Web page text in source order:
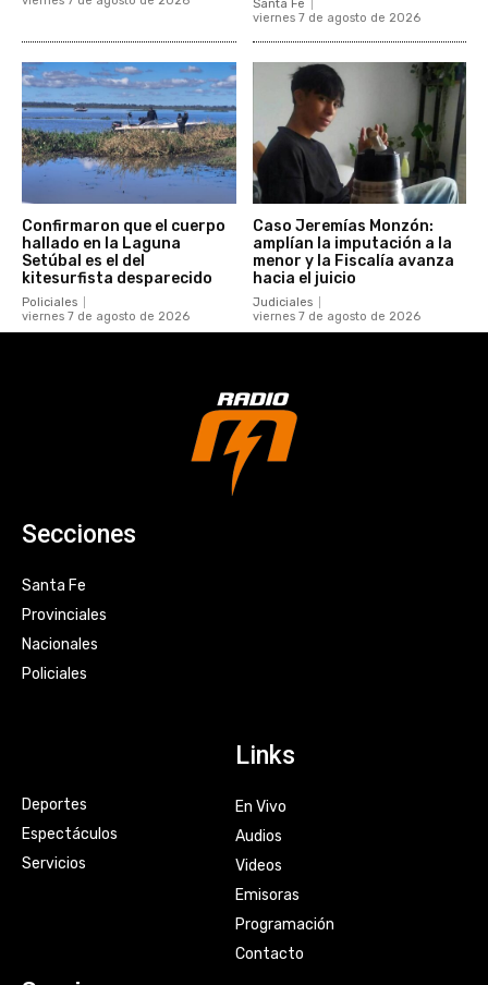
Santa Fe
viernes 7 de agosto de 2026
Confirmaron que el cuerpo
hallado en la Laguna
Setúbal es el del
kitesurfista desparecido
Policiales
viernes 7 de agosto de 2026
Caso Jeremías Monzón:
amplían la imputación a la
menor y la Fiscalía avanza
hacia el juicio
Judiciales
viernes 7 de agosto de 2026
Secciones
Santa Fe
Provinciales
Nacionales
Policiales
Deportes
Espectáculos
Servicios
Links
En Vivo
Audios
Videos
Emisoras
Programación
Contacto